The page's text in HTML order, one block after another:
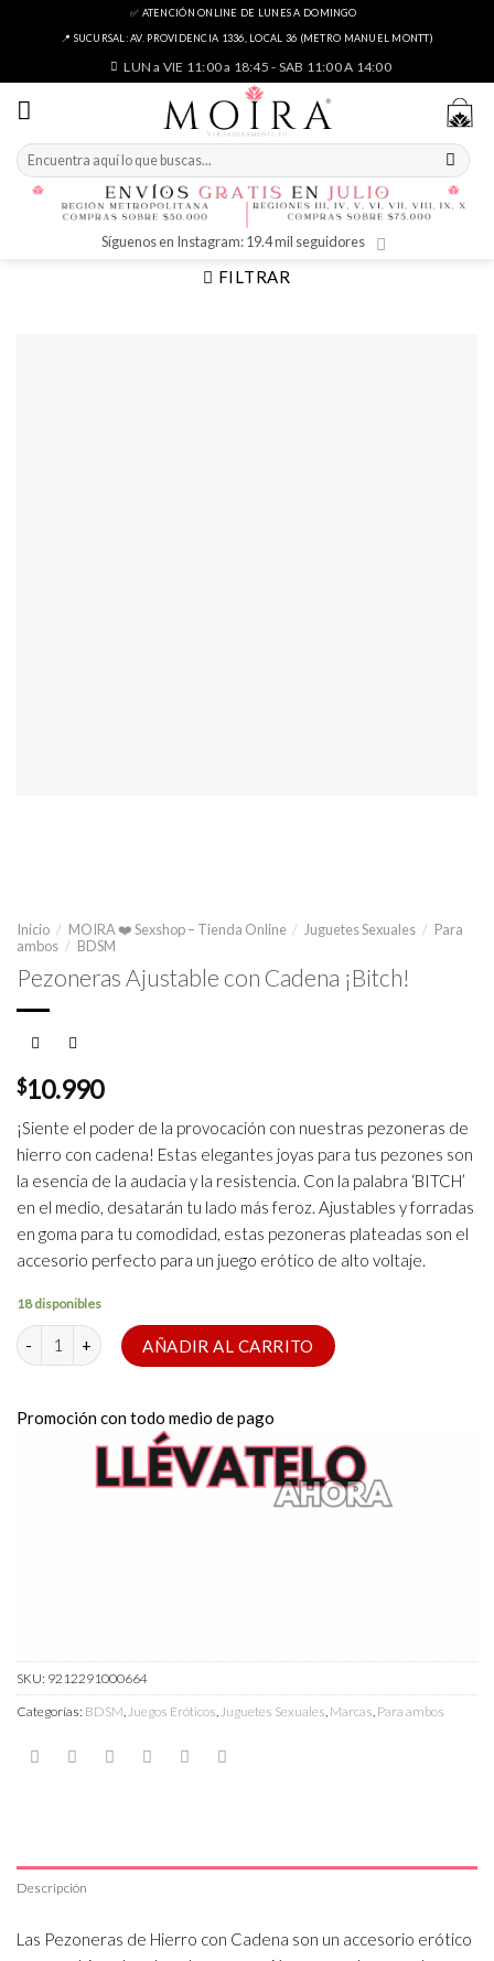
✅ ATENCIÓN ONLINE DE LUNES A DOMINGO
📍 SUCURSAL: AV. PROVIDENCIA 1336, LOCAL 36 (METRO MANUEL MONTT)
LUN a VIE 11:00 a 18:45 - SAB 11:00 A 14:00
Buscar
por:
Síguenos en Instagram: 19.4 mil seguidores
FILTRAR
Inicio / MOIRA ❤️ Sexshop – Tienda Online / Juguetes Sexuales / Para
ambos / BDSM
Pezoneras Ajustable con Cadena ¡Bitch!
$10.990
¡Siente el poder de la provocación con nuestras pezoneras de
hierro con cadena! Estas elegantes joyas para tus pezones son
la esencia de la audacia y la resistencia. Con la palabra ‘BITCH’
en el medio, desatarán tu lado más feroz. Ajustables y forradas
en goma para tu comodidad, estas pezoneras plateadas son el
accesorio perfecto para un juego erótico de alto voltaje.
18 disponibles
Pezoneras Ajustable con Cadena ¡Bitch! cantidad
AÑADIR AL CARRITO
Promoción con todo medio de pago
SKU: 9212291000664
Categorías: BDSM,Juegos Eróticos,Juguetes Sexuales, Marcas, Para ambos
Descripción
Las Pezoneras de Hierro con Cadena son un accesorio erótico